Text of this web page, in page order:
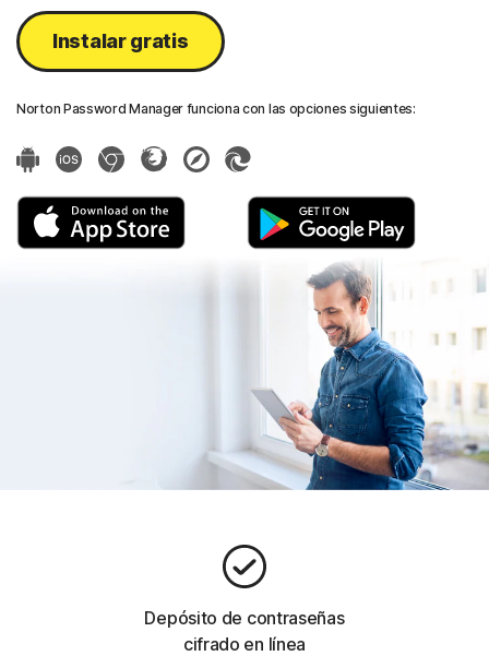
Instalar gratis
Norton Password Manager funciona con las opciones siguientes:
Depósito de contraseñas
cifrado en línea